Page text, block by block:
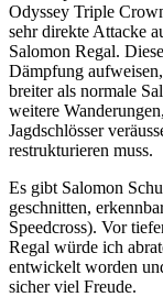
Odyssey Triple
sehr direkte Attacke
Salomon Regal.
Dämpfung
breiter als normale
weitere
Jagdschlösser
restrukturieren muss.
Es gibt Salomon
geschnitten,
Speedcross). Vor
Regal würde ich
entwickelt worden
sicher viel Freude.